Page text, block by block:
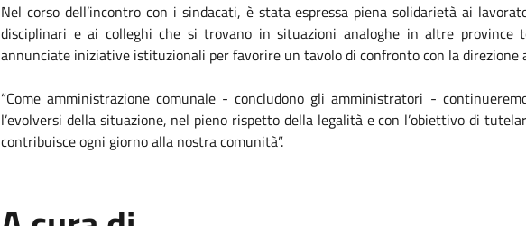
Nel corso dell’incontro con i sindacati, è stata espressa piena solidarietà ai
disciplinari e ai colleghi che si trovano in situazioni analoghe in altre province
annunciate iniziative istituzionali per favorire un tavolo di confronto con la direzione
“Come amministrazione comunale - concludono gli amministratori -
l’evolversi della situazione, nel pieno rispetto della legalità e con l’obiettivo di
contribuisce ogni giorno alla nostra comunità”.